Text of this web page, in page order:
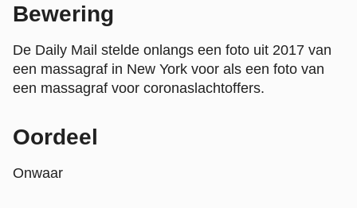
Bewering
De Daily Mail stelde onlangs een foto uit 2017 van
een massagraf in New York voor als een foto van
een massagraf voor coronaslachtoffers.
Oordeel
Onwaar